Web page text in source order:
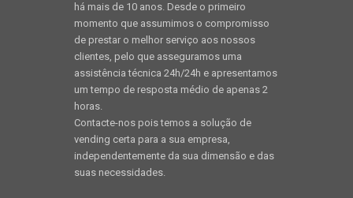
há mais de 10 anos. Desde o primeiro
momento que assumimos o compromisso
de prestar o melhor serviço aos nossos
clientes, pelo que asseguramos uma
assistência técnica 24h/24h e apresentamos
um tempo de resposta médio de apenas 2
horas.
Contacte-nos pois temos a solução de
vending certa para a sua empresa,
independentemente da sua dimensão e das
suas necessidades.